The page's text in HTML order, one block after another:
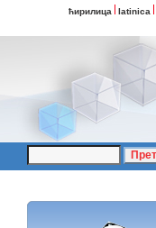
ћирилица latinica